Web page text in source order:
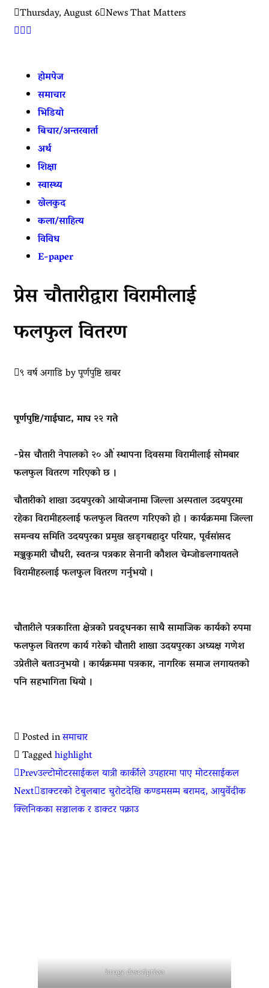
SkipThursday, August 6 News That Matters
होमपेज
समाचार
भिडियो
बिचार/अन्तरवार्ता
अर्थ
शिक्षा
स्वास्थ्य
खेलकुद
कला/साहित्य
विविध
E-paper
प्रेस चौतारीद्वारा विरामीलाई
फलफुल वितरण
९ वर्ष अगाडिbyपूर्णपुष्टि खबर
पूर्णपुष्टि/गाईघाट, माघ २२ गते
-प्रेस चौतारी नेपालको २० औं स्थापना दिवसमा विरामीलाई सोमबार
फलफुल वितरण गरिएको छ ।
चौतारीको शाखा उदयपुरको आयोजनामा जिल्ला अस्पताल उदयपुरमा
रहेका विरामीहरुलाई फलफुल वितरण गरिएको हो । कार्यक्रममा जिल्ला
समन्वय समिति उदयपुरका प्रमुख खड्गबहादुर परियार, पूर्वसांसद
मञ्जुकुमारी चौधरी, स्वतन्त्र पत्रकार सेनानी कौशल चेम्जोङलगायतले
विरामीहरुलाई फलफुुल वितरण गर्नुभयो ।
चौतारीले पत्रकारिता क्षेत्रको प्रवद्र्धनका साथै सामाजिक कार्यको रुपमा
फलफुल वितरण कार्य गरेको चौतारी शाखा उदयपुरका अध्यक्ष गणेश
उप्रेतीले बताउनुभयो । कार्यक्रममा पत्रकार, नागरिक समाज लगायतको
पनि सहभागिता थियो ।
Posted inसमाचार
Taggedhighlight
Prevउल्टोमोटरसाईकल यात्री कार्कीले उपहारमा पाए मोटरसाईकल
Next डाक्टरको टेबुलबाट चुरोटदेखि कण्डमसम्म बरामद, आयुर्वेदीक
क्लिनिकका सञ्चालक र डाक्टर पक्राउ
image description